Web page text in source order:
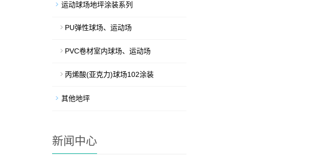
运动球场地坪涂装系列
PU弹性球场、运动场
PVC卷材室内球场、运动场
丙烯酸(亚克力)球场102涂装
其他地坪
新闻中心